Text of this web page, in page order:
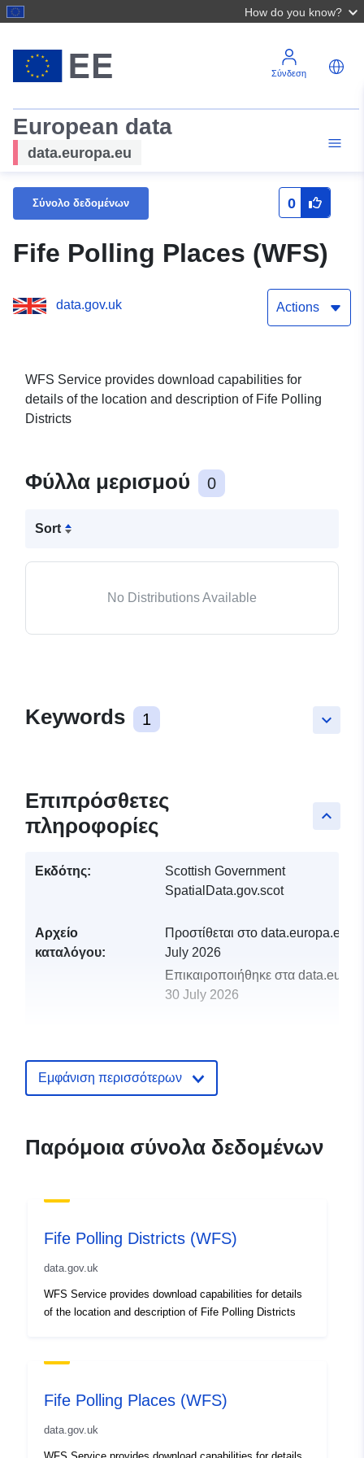
How do you know?
Σύνδεση
European data
data.europa.eu
Σύνολο δεδομένων 0
Fife Polling Places (WFS)
data.gov.uk Actions
WFS Service provides download capabilities for
details of the location and description of Fife Polling
Districts
Φύλλα μερισμού 0
Sort
No Distributions Available
keyboard_arrow_down
Keywords 1
keyboard_arrow_up
Επιπρόσθετες
πληροφορίες
Εκδότης:
Scottish Government
SpatialData.gov.scot
Αρχείο
καταλόγου:
Προστίθεται στο data.europa.eu:
July 2026
Επικαιροποιήθηκε στα
30 July 2026
Εμφάνιση περισσότερων
Παρόμοια σύνολα δεδομένων
Fife Polling Districts (WFS)
data.gov.uk
WFS Service provides download capabilities for details
of the location and description of Fife Polling Districts
Fife Polling Places (WFS)
data.gov.uk